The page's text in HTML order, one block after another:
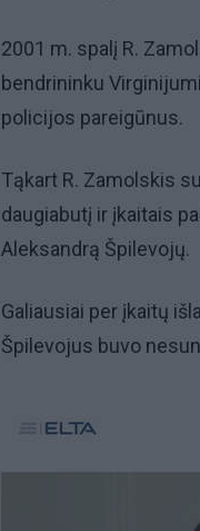
2001 m. spalį R.
bendrininku
policijos pareigūnus.
Tąkart R. Zamolskis
daugiabutį ir įkaitais
Aleksandrą Špilevojų.
Galiausiai per įkaitų
Špilevojus buvo